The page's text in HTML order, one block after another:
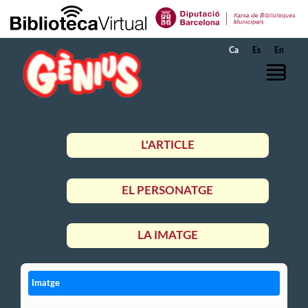
Salta al contingut principal
Ca Es En
L'ARTICLE
EL PERSONATGE
LA IMATGE
Imatge